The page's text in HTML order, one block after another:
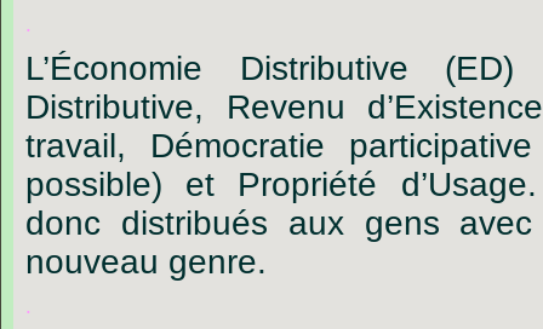
.
L’Économie Distributive
Distributive, Revenu
travail, Démocratie
possible) et Propriété
donc distribués aux gens
nouveau genre.
.